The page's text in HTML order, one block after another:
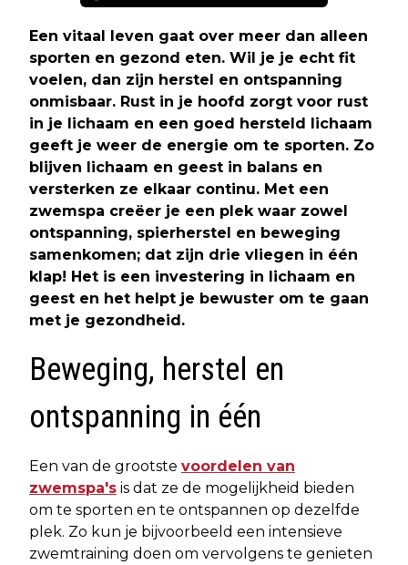
Een vitaal leven gaat over meer dan alleen
sporten en gezond eten. Wil je je echt fit
voelen, dan zijn herstel en ontspanning
onmisbaar. Rust in je hoofd zorgt voor rust
in je lichaam en een goed hersteld lichaam
geeft je weer de energie om te sporten. Zo
blijven lichaam en geest in balans en
versterken ze elkaar continu. Met een
zwemspa creëer je een plek waar zowel
ontspanning, spierherstel en beweging
samenkomen; dat zijn drie vliegen in één
klap! Het is een investering in lichaam en
geest en het helpt je bewuster om te gaan
met je gezondheid.
Beweging, herstel en
ontspanning in één
Een van de grootste voordelen van
zwemspa's is dat ze de mogelijkheid bieden
om te sporten en te ontspannen op dezelfde
plek. Zo kun je bijvoorbeeld een intensieve
zwemtraining doen om vervolgens te genieten